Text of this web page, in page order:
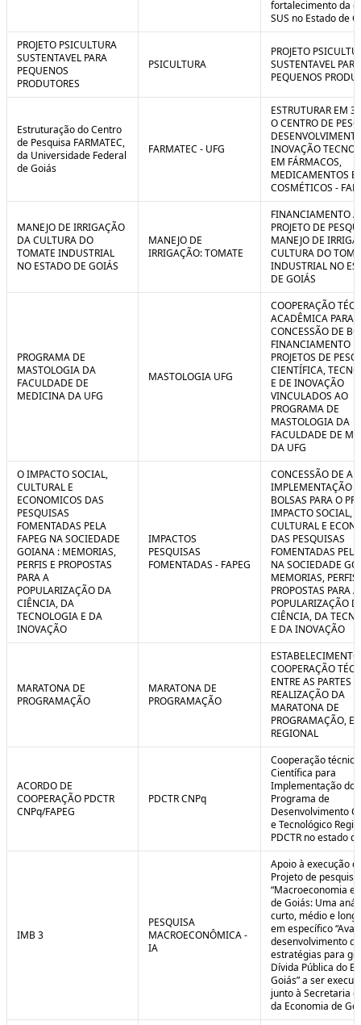
fortalecimento da
SUS no Estado de
PROJETO PSICULTURA
SUSTENTAVEL PARA
PEQUENOS
PRODUTORES
PSICULTURA
PROJETO
SUSTENTAVEL PARA
PEQUENOS
Estruturação do Centro
de Pesquisa FARMATEC,
da Universidade Federal
de Goiás
FARMATEC - UFG
ESTRUTURAR EM
O CENTRO DE
INOVAÇÃO
EM FÁRMACOS,
MEDICAMENTOS E
COSMÉTICOS -
MANEJO DE IRRIGAÇÃO
DA CULTURA DO
TOMATE INDUSTRIAL
NO ESTADO DE GOIÁS
MANEJO DE
IRRIGAÇÃO: TOMATE
FINANCIAMENTO
PROJETO DE
MANEJO DE
CULTURA DO
INDUSTRIAL NO
DE GOIÁS
PROGRAMA DE
MASTOLOGIA DA
FACULDADE DE
MEDICINA DA UFG
MASTOLOGIA UFG
COOPERAÇÃO
ACADÊMICA PARA
CONCESSÃO DE
FINANCIAMENTO
PROJETOS DE
CIENTÍFICA,
E DE INOVAÇÃO
VINCULADOS AO
PROGRAMA DE
MASTOLOGIA DA
FACULDADE DE
DA UFG
O IMPACTO SOCIAL,
CULTURAL E
ECONOMICOS DAS
PESQUISAS
FOMENTADAS PELA
FAPEG NA SOCIEDADE
GOIANA : MEMORIAS,
PERFIS E PROPOSTAS
PARA A
POPULARIZAÇÃO DA
CIÊNCIA, DA
TECNOLOGIA E DA
INOVAÇÃO
IMPACTOS
PESQUISAS
FOMENTADAS - FAPEG
CONCESSÃO DE
IMPLEMENTAÇÃO
BOLSAS PARA O
IMPACTO SOCIAL,
CULTURAL E
DAS PESQUISAS
FOMENTADAS
NA SOCIEDADE
MEMORIAS, PERFIS
PROPOSTAS PARA A
POPULARIZAÇÃO
CIÊNCIA, DA
E DA INOVAÇÃO
MARATONA DE
PROGRAMAÇÃO
MARATONA DE
PROGRAMAÇÃO
COOPERAÇÃO
ENTRE AS PARTES
REALIZAÇÃO DA
MARATONA DE
PROGRAMAÇÃO,
REGIONAL
ACORDO DE
COOPERAÇÃO PDCTR
CNPq/FAPEG
PDCTR CNPq
Cooperação
Científica para
Implementação do
Programa de
Desenvolvimento
e Tecnológico
PDCTR no estado
IMB 3
PESQUISA
MACROECONÔMICA -
IA
Apoio à execução
Projeto de pesquisa
“Macroeconomia e
de Goiás: Uma
curto, médio e
em específico
desenvolvimento de
estratégias para
Dívida Pública do
Goiás” a ser
junto à Secretaria
da Economia de